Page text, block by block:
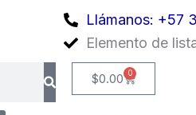
Llámanos: +57
Elemento de
$0.00 0
Cart